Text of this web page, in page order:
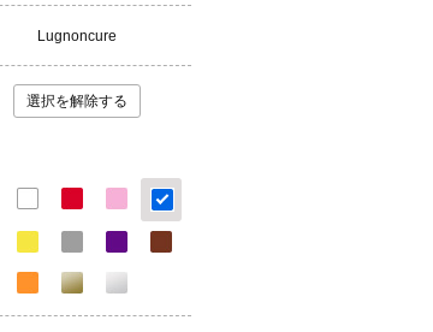
Lugnoncure
選択を解除する